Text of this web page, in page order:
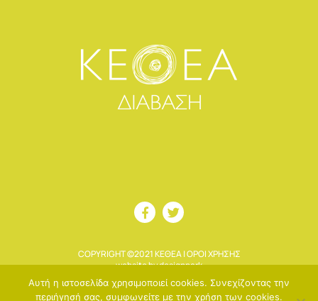
COPYRIGHT ©2021 ΚΕΘΕΑ |ΟΡΟΙ ΧΡΗΣΗΣ
website by designpark
Αυτή η ιστοσελίδα χρησιμοποιεί cookies. Συνεχίζοντας την
περιήγησή σας, συμφωνείτε με την χρήση των cookies.